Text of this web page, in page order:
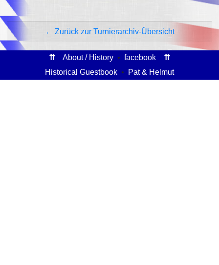
← Zurück zur Turnierarchiv-Übersicht
⇈ About / History • facebook
⇈
Historical Guestbook • Pat & Helmut